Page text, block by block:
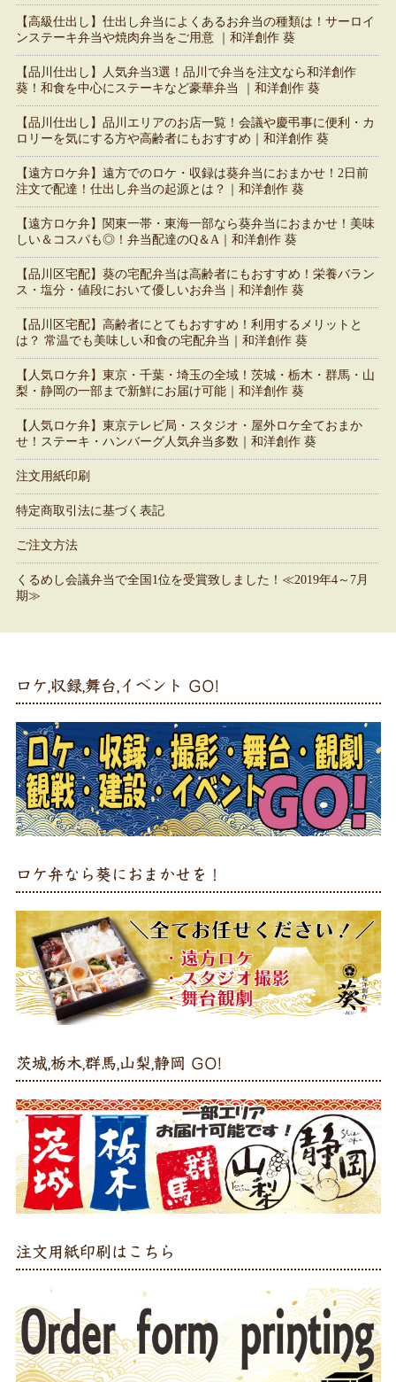
【高級仕出し】仕出し弁当によくあるお弁当の種類は！サーロイ
ンステーキ弁当や焼肉弁当をご用意 ｜和洋創作 葵
【品川仕出し】人気弁当3選！品川で弁当を注文なら和洋創作
葵！和食を中心にステーキなど豪華弁当 ｜和洋創作 葵
【品川仕出し】品川エリアのお店一覧！会議や慶弔事に便利・カ
ロリーを気にする方や高齢者にもおすすめ｜和洋創作 葵
【遠方ロケ弁】遠方でのロケ・収録は葵弁当におまかせ！2日前
注文で配達！仕出し弁当の起源とは？｜和洋創作 葵
【遠方ロケ弁】関東一帯・東海一部なら葵弁当におまかせ！美味
しい＆コスパも◎！弁当配達のQ＆A｜和洋創作 葵
【品川区宅配】葵の宅配弁当は高齢者にもおすすめ！栄養バラン
ス・塩分・値段において優しいお弁当｜和洋創作 葵
【品川区宅配】高齢者にとてもおすすめ！利用するメリットと
は？ 常温でも美味しい和食の宅配弁当｜和洋創作 葵
【人気ロケ弁】東京・千葉・埼玉の全域！茨城・栃木・群馬・山
梨・静岡の一部まで新鮮にお届け可能｜和洋創作 葵
【人気ロケ弁】東京テレビ局・スタジオ・屋外ロケ全ておまか
せ！ステーキ・ハンバーグ人気弁当多数｜和洋創作 葵
注文用紙印刷
特定商取引法に基づく表記
ご注文方法
くるめし会議弁当で全国1位を受賞致しました！≪2019年4～7月
期≫
ロケ,収録,舞台,イベント GO!
ロケ弁なら葵におまかせを！
茨城,栃木,群馬,山梨,静岡 GO!
注文用紙印刷はこちら